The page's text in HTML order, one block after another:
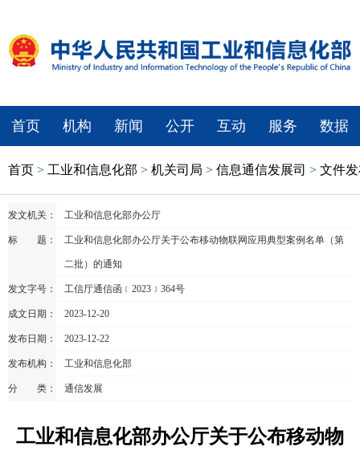
首页 机构 新闻 公开 互动 服务 数据
首页 > 工业和信息化部 > 机关司局 > 信息通信发展司 > 文件
发文机关： 工业和信息化部办公厅
标 题： 工业和信息化部办公厅关于公布移动物联网应用典型案例名单（第
二批）的通知
发文字号： 工信厅通信函﹝2023﹞364号
成文日期： 2023-12-20
发布日期： 2023-12-22
发布机构： 工业和信息化部
分 类： 通信发展
工业和信息化部办公厅关于公布移动物